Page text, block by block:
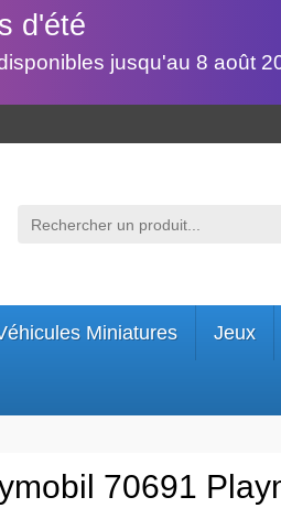
d'été
jusqu'au 8 août
Miniatures Jeux
70691